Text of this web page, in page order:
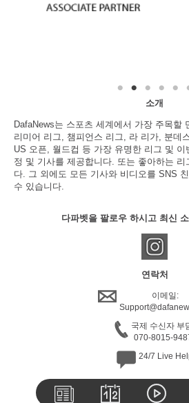
소개
DafaNews는 스포츠 세계에서 가장 주목할
리미어 리그, 챔피언스 리그, 라 리가, 분데
US 오픈, 월드컵 등 가장 유명한 리그 및
정 및 기사를 제공합니다. 또는 좋아하는 리
다. 그 외에도 모든 기사와 비디오를 SNS
수 있습니다.
다파벳을 팔로우 하시고 최신
연락처
이메일:
국제 수신자 부
070-8015-
24/7 Live